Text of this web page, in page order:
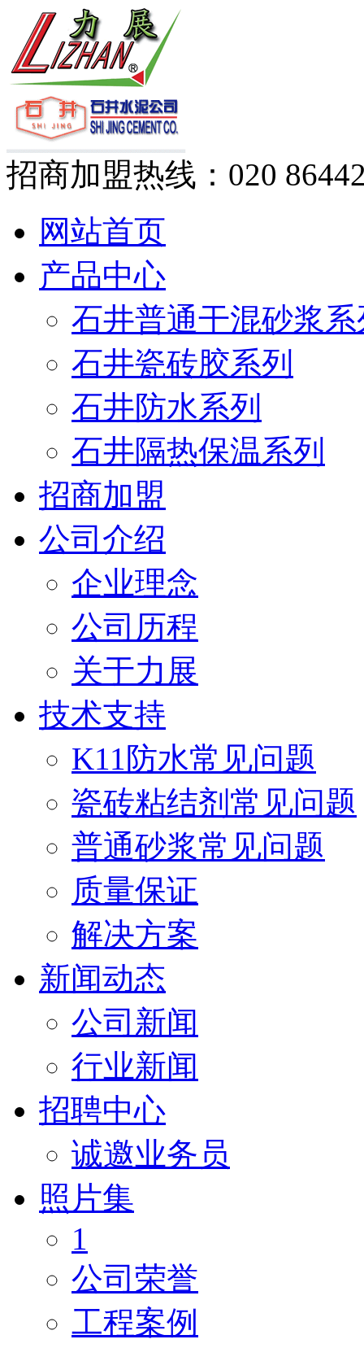
招商加盟热线： 020
网站首页
产品中心
石井普通干混砂浆系
石井瓷砖胶系列
石井防水系列
石井隔热保温系列
招商加盟
公司介绍
企业理念
公司历程
关于力展
技术支持
K11防水常见问题
瓷砖粘结剂常见问题
普通砂浆常见问题
质量保证
解决方案
新闻动态
公司新闻
行业新闻
招聘中心
诚邀业务员
照片集
1
公司荣誉
工程案例